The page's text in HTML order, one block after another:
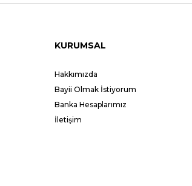
KURUMSAL
Hakkımızda
Bayii Olmak İstiyorum
Banka Hesaplarımız
İletişim